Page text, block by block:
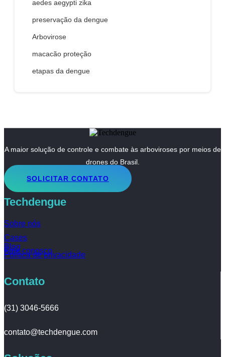
aedes aegypti zika
preservação da dengue
Arbovirose
macacão proteção
etapas da dengue
A maior solução de controle e combate às arboviroses por meios de
drones do Brasil.
SOLICITAR CONTATO
Techdengue
Sobre nós
Cases
Blog
Fale conosco
Política de privacidade
Contato
(31) 3046-5666
contato@techdengue.com